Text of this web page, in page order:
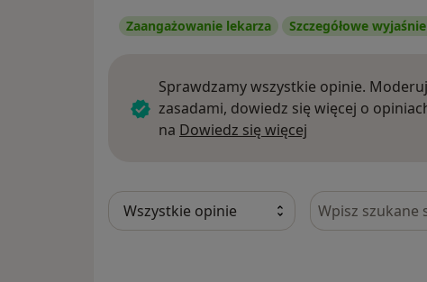
Zaangażowanie lekarza Szczegółowe
Sprawdzamy wszystkie opinie.
zasadami, dowiedz się więcej o
na Dowiedz się więcej
Szukaj w